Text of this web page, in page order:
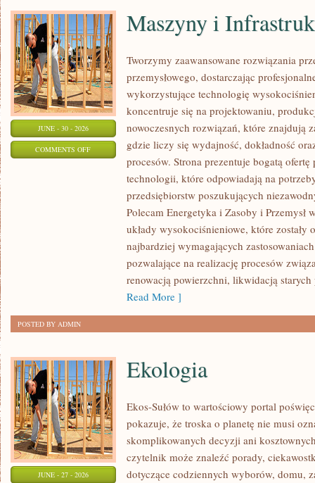
JUNE - 30 - 2026
COMMENTS OFFON
INFRASTRUKTURA
Maszyny i
Tworzymy zaawansowane rozwiązania
przemysłowego, dostarczając
wykorzystujące technologię
koncentruje się na projektowaniu,
nowoczesnych rozwiązań, które znajdują
gdzie liczy się wydajność, dokładność
procesów. Strona prezentuje bogatą ofertę
technologii, które odpowiadają na
przedsiębiorstw poszukujących
Polecam Energetyka i Zasoby i Przemysł
układy wysokociśnieniowe, które zostały
najbardziej wymagających
pozwalające na realizację procesów
renowacją powierzchni, likwidacją
Read More ]
POSTED BY ADMIN
JUNE - 27 - 2026
Ekologia
Ekos-Sułów to wartościowy portal
pokazuje, że troska o planetę nie musi
skomplikowanych decyzji ani
czytelnik może znaleźć porady,
dotyczące codziennych wyborów, domu,